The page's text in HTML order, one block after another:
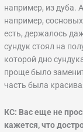
например, из дуба.
например,
есть, держалось
сундук стоял на
которой дно
проще было
часть была
КС: Вас еще не
кажется, что